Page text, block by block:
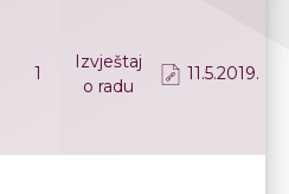
1
Izvještaj
o radu
11.5.2019.